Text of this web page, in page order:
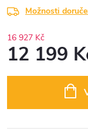
Možnosti
16 927 Kč
12 199